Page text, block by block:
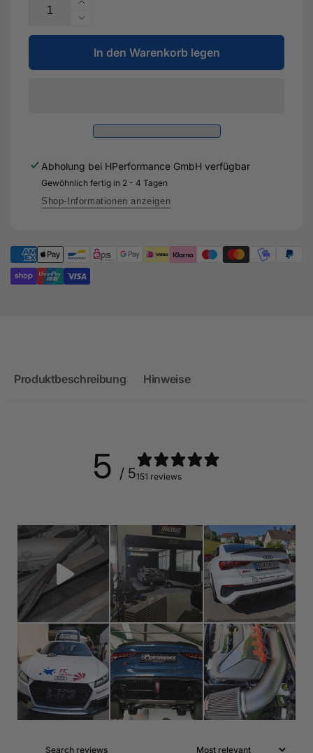
Erhöhe
die
Menge
für
4&quot;
Downpipe
für
RS3
8Y
Facelift
Verringere
die
Menge
für
RACE
Downpipe
Audi
RS3
8Y
In den Warenkorb legen
Abholung bei HPerformance GmbH verfügbar
Gewöhnlich fertig in 2 - 4 Tagen
Shop-Informationen anzeigen
Produktbeschreibung Hinweise
5 / 5151 reviews